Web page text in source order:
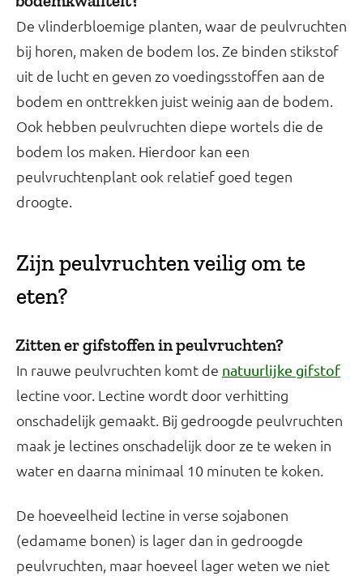
De vlinderbloemige planten, waar de peulvruchten
bij horen, maken de bodem los. Ze binden stikstof
uit de lucht en geven zo voedingsstoffen aan de
bodem en onttrekken juist weinig aan de bodem.
Ook hebben peulvruchten diepe wortels die de
bodem los maken. Hierdoor kan een
peulvruchtenplant ook relatief goed tegen
droogte.
Zijn peulvruchten veilig om te
eten?
Zitten er gifstoffen in peulvruchten?
In rauwe peulvruchten komt de natuurlijke gifstof
lectine voor. Lectine wordt door verhitting
onschadelijk gemaakt. Bij gedroogde peulvruchten
maak je lectines onschadelijk door ze te weken in
water en daarna minimaal 10 minuten te koken.
De hoeveelheid lectine in verse sojabonen
(edamame bonen) is lager dan in gedroogde
peulvruchten, maar hoeveel lager weten we niet